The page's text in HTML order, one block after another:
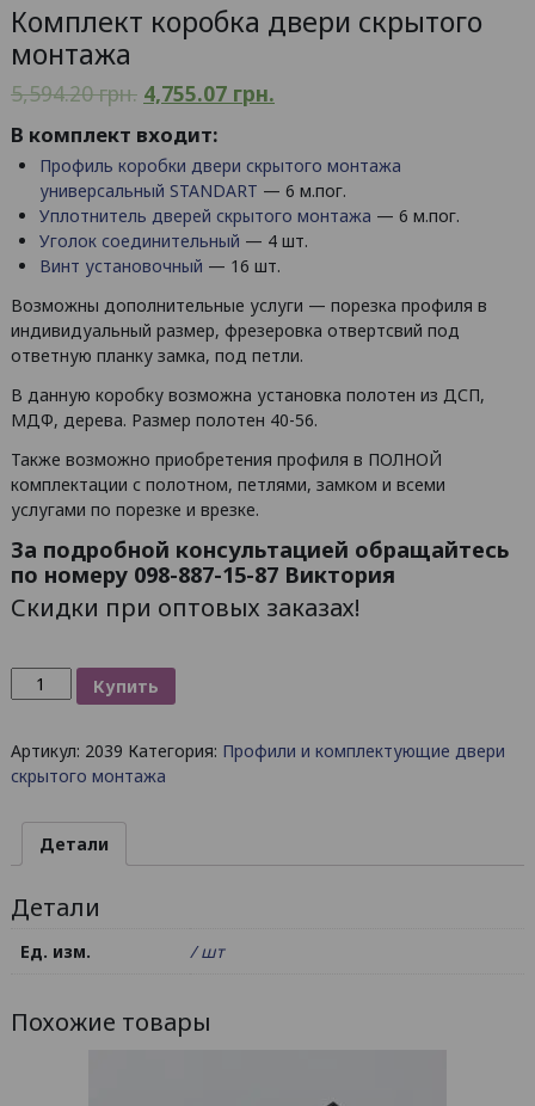
Комплект коробка двери скрытого
монтажа
5,594.20грн. 4,755.07 грн.
В комплект входит:
Профиль коробки двери скрытого монтажа
универсальный STANDART — 6 м.пог.
Уплотнитель дверей скрытого монтажа — 6 м.пог.
Уголок соединительный — 4 шт.
Винт установочный — 16 шт.
Возможны дополнительные услуги — порезка профиля в
индивидуальный размер, фрезеровка отвертсвий под
ответную планку замка, под петли.
В данную коробку возможна установка полотен из ДСП,
МДФ, дерева. Размер полотен 40-56.
Также возможно приобретения профиля в ПОЛНОЙ
комплектации с полотном, петлями, замком и всеми
услугами по порезке и врезке.
За подробной консультацией обращайтесь
по номеру 098-887-15-87 Виктория
Скидки при оптовых заказах!
Количество
товара
коробка
двери
монтажа
Купить
Артикул: 2039 Категория: Профили и комплектующие двери
скрытого монтажа
Детали
Детали
Ед. изм. / шт
Похожие товары